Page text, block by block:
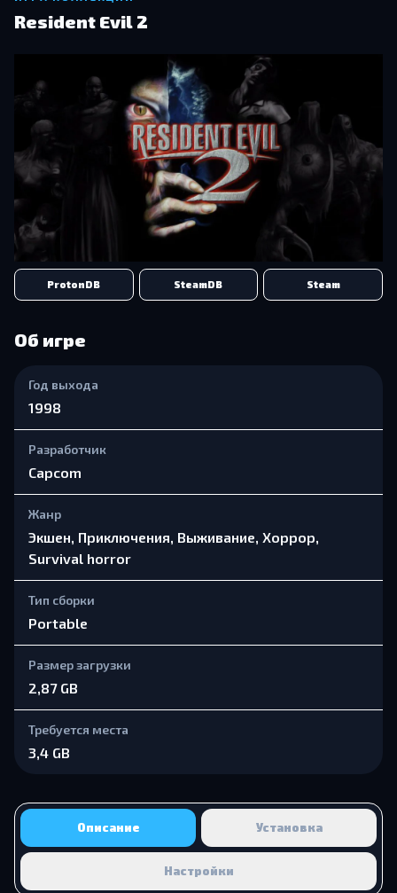
Resident Evil 2
ProtonDB SteamDB Steam
Об игре
Год выхода
1998
Разработчик
Capcom
Жанр
Экшен, Приключения, Выживание, Хоррор,
Survival horror
Тип сборки
Portable
Размер загрузки
2,87 GB
Требуется места
3,4 GB
Описание Установка
Настройки